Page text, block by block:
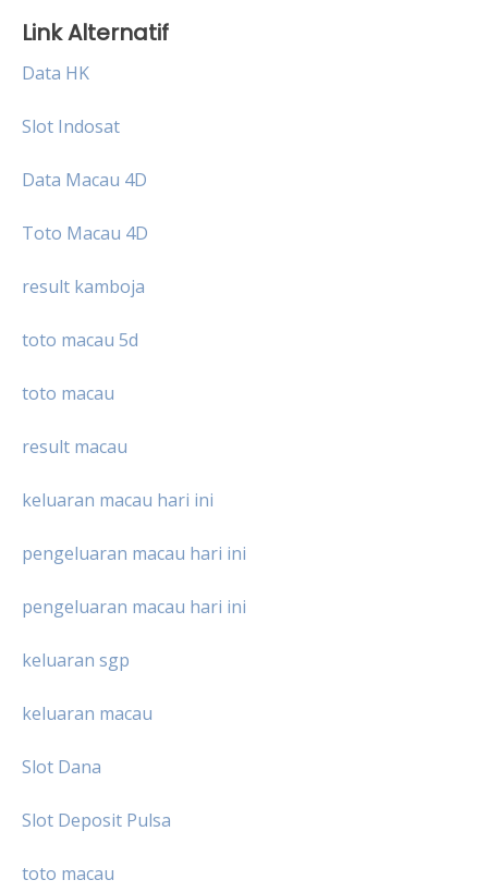
Link Alternatif
Data HK
Slot Indosat
Data Macau 4D
Toto Macau 4D
result kamboja
toto macau 5d
toto macau
result macau
keluaran macau hari ini
pengeluaran macau hari ini
pengeluaran macau hari ini
keluaran sgp
keluaran macau
Slot Dana
Slot Deposit Pulsa
toto macau